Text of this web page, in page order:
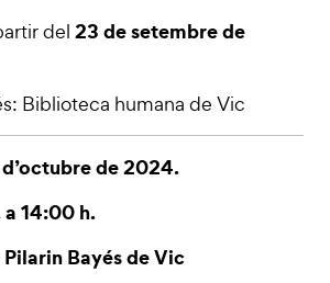
del 23 de setembre de
Biblioteca humana de Vic
de 2024.
a 14:00 h.
Bayés de Vic